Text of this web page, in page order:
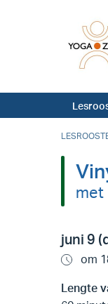
met
juni 9
om
Lengte